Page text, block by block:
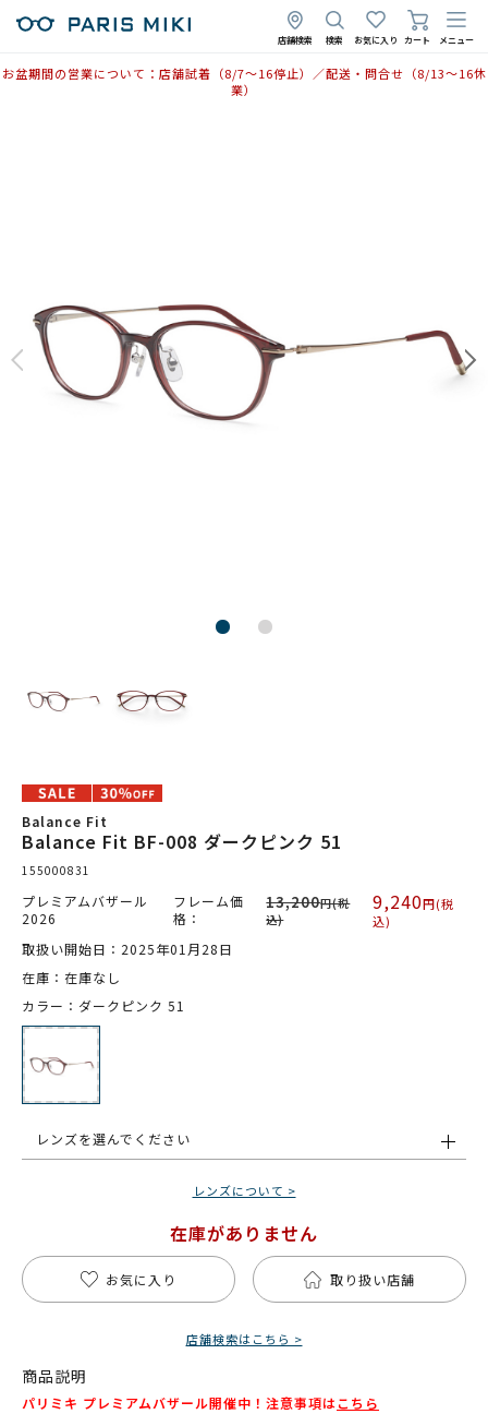
店舗検索 検索 お気に入り カート メニュー
お盆期間の営業について：店舗試着（8/7〜16停止）／配送・問合せ（8/13〜16休
業）
Balance Fit
Balance Fit BF-008 ダークピンク 51
155000831
プレミアムバザール
2026
フレーム価
格：
13,200円(税
込)
9,240円(税
込)
取扱い開始日：2025年01月28日
在庫：在庫なし
カラー：ダークピンク 51
レンズを選んでください
レンズについて >
在庫がありません
お気に入り 取り扱い店舗
店舗検索はこちら >
商品説明
パリミキ プレミアムバザール開催中！注意事項はこちら